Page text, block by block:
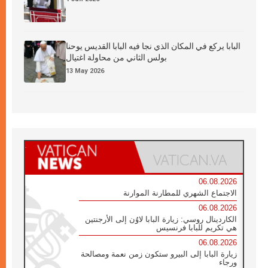
البابا يركع في المكان الذي نجا فيه البابا القديس يوحنا
بولس الثاني من محاولة اغتيال
13 May 2026
06.08.2026
الاجتماع الشهري للمطارنة الموارنة
06.08.2026
الكاردينال روسي: زيارة البابا لاوُن إلى الأرجنتين
هي تكريم للبابا فرنسيس
06.08.2026
زيارة البابا إلى البيرو ستكون زمن نعمة ومصالحة
ورجاء